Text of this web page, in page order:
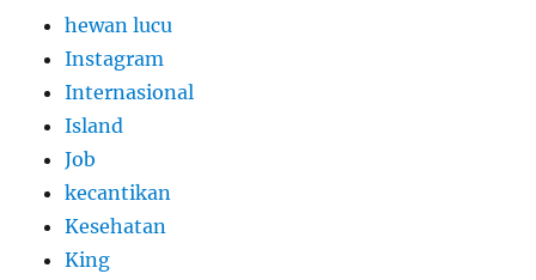
hewan lucu
Instagram
Internasional
Island
Job
kecantikan
Kesehatan
King